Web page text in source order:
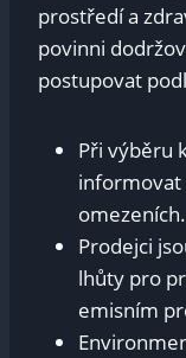
prostředí a⁢
povinni⁣
postupovat
Při ⁢výběru⁣
informovat
omezeních.
Prodejci​
lhůty pro
emisním